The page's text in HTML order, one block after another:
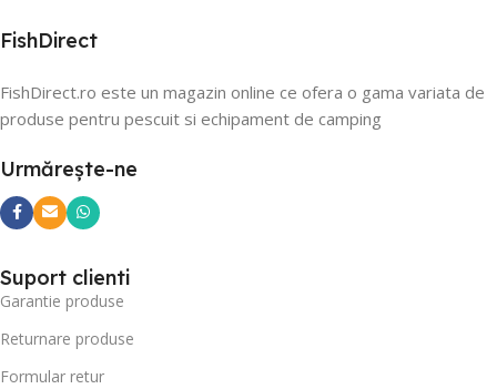
FishDirect
FishDirect.ro este un magazin online ce ofera o gama variata de
produse pentru pescuit si echipament de camping
Urmărește-ne
Suport clienti
Garantie produse
Returnare produse
Formular retur